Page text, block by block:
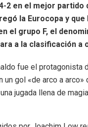
2 en el mejor partido
la Eurocopa y
el grupo F, el
a la clasificación a
fue el protagonista
un gol «de arco a arco»
jugada llena de